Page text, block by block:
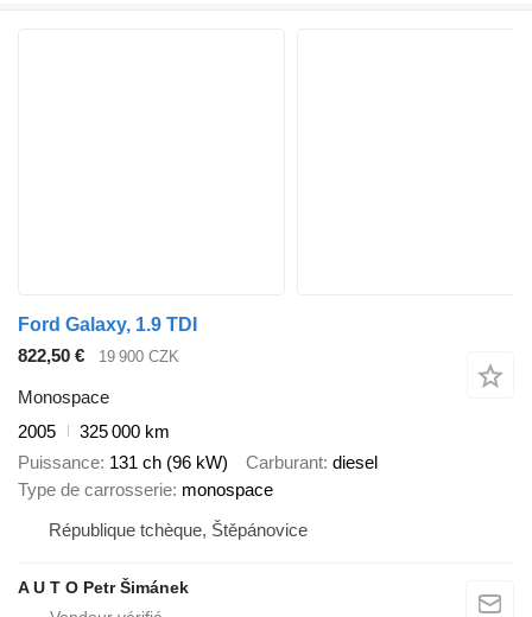
Ford Galaxy, 1.9 TDI
822,50 €
19 900 CZK
Monospace
2005
325 000 km
Puissance 131 ch (96 kW) Carburant diesel
Type de carrosserie monospace
République tchèque, Štěpánovice
A U T O Petr Šimánek